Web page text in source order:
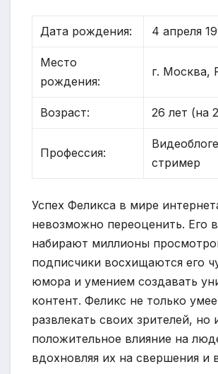
Дата рождения: 4 апреля
Место
рождения:
г. Москва,
Возраст: 26 лет (на
Профессия:
стример
Успех Феликса в мире
невозможно переоценить. Его
набирают миллионы
подписчики восхищаются его
юмора и умением создавать
контент. Феликс не только
развлекать своих зрителей, но
положительное влияние на
вдохновляя их на свершения и